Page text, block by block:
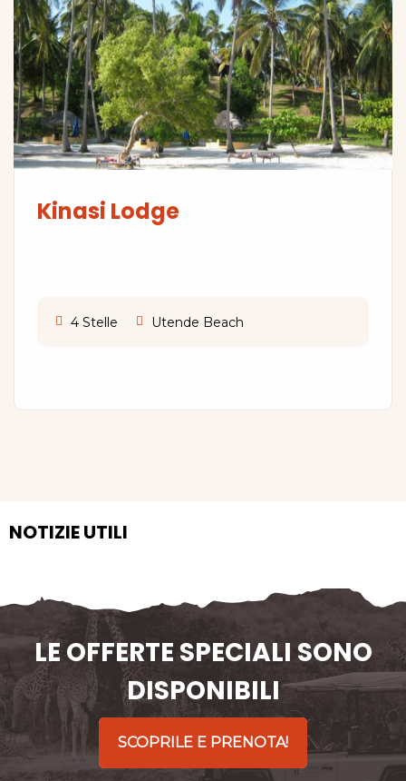
Kinasi Lodge
4 Stelle Utende Beach
NOTIZIE UTILI
LE OFFERTE SPECIALI SONO
DISPONIBILI
SCOPRILE E PRENOTA!